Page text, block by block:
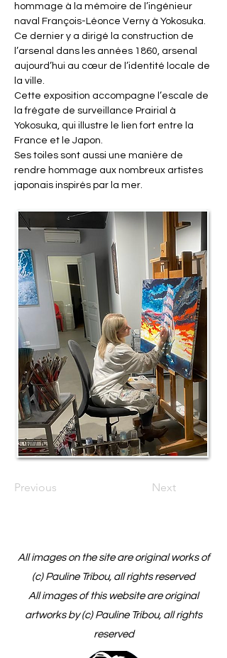
Previous Next
hommage à la mémoire de l’ingénieur
naval François-Léonce Verny à Yokosuka.
Ce dernier y a dirigé la construction de
l’arsenal dans les années 1860, arsenal
aujourd’hui au cœur de l’identité locale de
la ville.
Cette exposition accompagne l’escale de
la frégate de surveillance Prairial à
Yokosuka, qui illustre le lien fort entre la
France et le Japon.
Ses toiles sont aussi une manière de
rendre hommage aux nombreux artistes
japonais inspirés par la mer.
All images on the site are original works of
(c) Pauline Tribou, all rights reserved
All images of this website are original
artworks by (c) Pauline Tribou, all rights
reserved